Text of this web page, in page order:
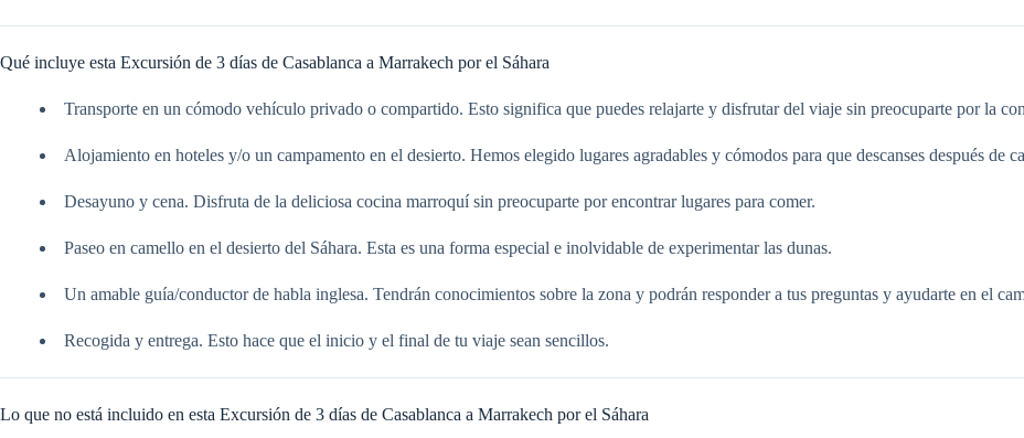
Qué incluye esta Excursión de 3 días de Casablanca a Marrakech por el Sáhara
Transporte en un cómodo vehículo privado o compartido. Esto significa que puedes relajarte y disfrutar del viaje sin preocuparte por la
Alojamiento en hoteles y/o un campamento en el desierto. Hemos elegido lugares agradables y cómodos para que descanses después de
Desayuno y cena. Disfruta de la deliciosa cocina marroquí sin preocuparte por encontrar lugares para comer.
Paseo en camello en el desierto del Sáhara. Esta es una forma especial e inolvidable de experimentar las dunas.
Un amable guía/conductor de habla inglesa. Tendrán conocimientos sobre la zona y podrán responder a tus preguntas y ayudarte en el
Recogida y entrega. Esto hace que el inicio y el final de tu viaje sean sencillos.
Lo que no está incluido en esta Excursión de 3 días de Casablanca a Marrakech por el Sáhara